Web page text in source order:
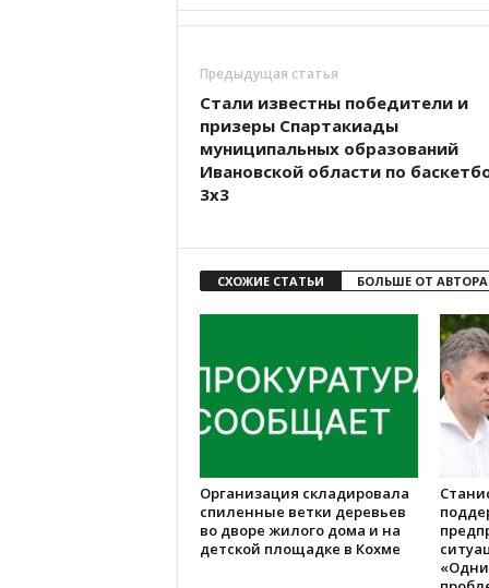
Предыдущая статья
Стали известны победители и
призеры Спартакиады
муниципальных образований
Ивановской области по
3х3
СХОЖИЕ СТАТЬИ БОЛЬШЕ ОТ АВТОРА
Организация складировала
спиленные ветки деревьев
во дворе жилого дома и на
детской площадке в Кохме